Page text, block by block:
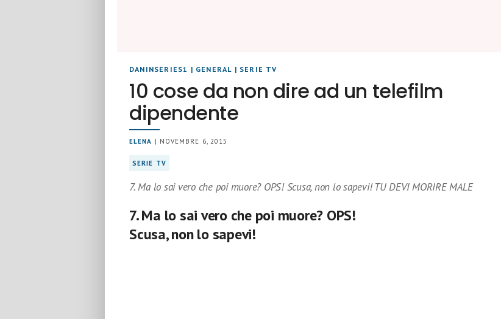
DANINSERIES1 | GENERAL | SERIE TV
10 cose da non dire ad un telefilm
dipendente
ELENA | NOVEMBRE 6, 2015
SERIE TV
7. Ma lo sai vero che poi muore? OPS! Scusa, non lo sapevi! TU DEVI MORIRE MALE
7. Ma lo sai vero che poi muore? OPS!
Scusa, non lo sapevi!